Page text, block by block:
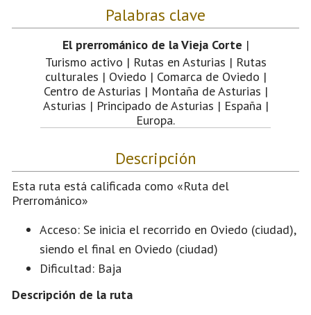
Palabras clave
El prerrománico de la Vieja Corte |
Turismo activo | Rutas en Asturias | Rutas
culturales | Oviedo | Comarca de Oviedo |
Centro de Asturias | Montaña de Asturias |
Asturias | Principado de Asturias | España |
Europa.
Descripción
Esta ruta está calificada como «Ruta del
Prerrománico»
Acceso: Se inicia el recorrido en Oviedo (ciudad),
siendo el final en Oviedo (ciudad)
Dificultad: Baja
Descripción de la ruta